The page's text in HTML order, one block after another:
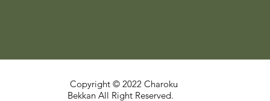
Copyright © 2022 Charoku
Bekkan All Right Reserved.